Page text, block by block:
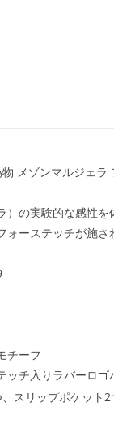
メゾンマルジェ
）の実験的な感性
ォーステッチが施
チーフ
ッチ入りラバーロゴ
スリップポケット